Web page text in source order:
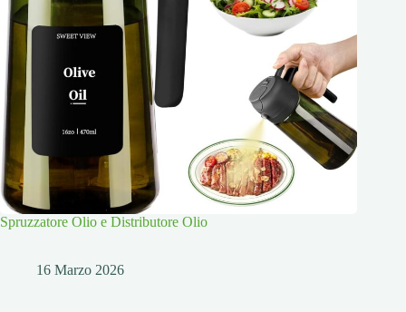
Spruzzatore Olio e Distributore Olio
16 Marzo 2026